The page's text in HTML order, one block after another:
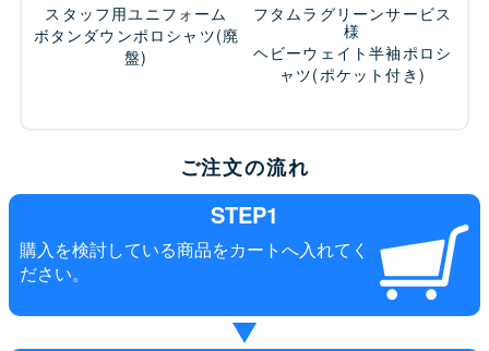
スタッフ用ユニフォーム
ボタンダウンポロシャツ(廃
盤)
フタムラグリーンサービス
様
ヘビーウェイト半袖ポロシ
ャツ(ポケット付き)
ご注文の流れ
STEP1
購入を検討している商品をカートへ入れてく
ださい。